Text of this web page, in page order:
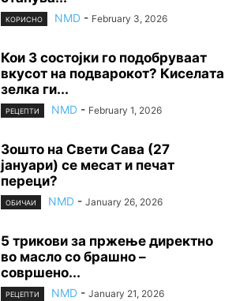
КОРИСНО NMD - February 3, 2026
Кои 3 состојки го подобруваат
вкусот на подварокот? Киселата
зелка ги...
РЕЦЕПТИ NMD - February 1, 2026
Зошто на Свети Сава (27
јануари) се месат и печат
переци?
ОБИЧАИ NMD - January 26, 2026
5 трикови за пржење директно
во масло со брашно –
совршено...
РЕЦЕПТИ NMD - January 21, 2026